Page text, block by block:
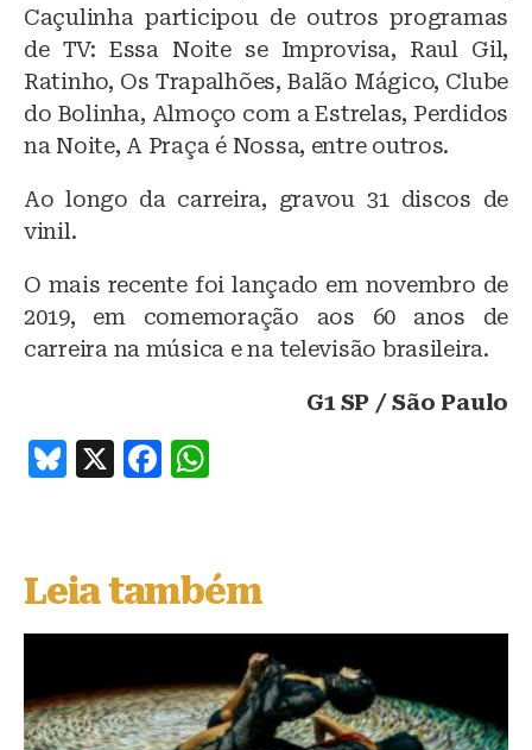
Caçulinha participou de outros programas
de TV: Essa Noite se Improvisa, Raul Gil,
Ratinho, Os Trapalhões, Balão Mágico, Clube
do Bolinha, Almoço com a Estrelas, Perdidos
na Noite, A Praça é Nossa, entre outros.
Ao longo da carreira, gravou 31 discos de
vinil.
O mais recente foi lançado em novembro de
2019, em comemoração aos 60 anos de
carreira na música e na televisão brasileira.
G1 SP / São Paulo
B
s
k
X
F
e
b
o
k
s
A
p
Leia também